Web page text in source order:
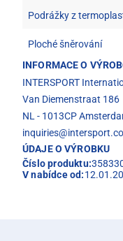
Podrážky z
Ploché šněrování
INFORMACE O
INTERSPORT
Van Diemenstraat 186
NL - 1013CP
ÚDAJE O VÝROBKU
Číslo produktu:
V nabídce od: